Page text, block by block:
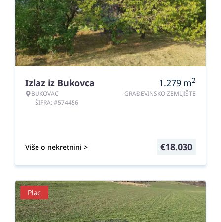
Izlaz iz Bukovca
BUKOVAC
ŠIFRA: #574456
1.279 m2
GRAĐEVINSKO ZEMLJIŠTE
Više o nekretnini > €18.030
Plac